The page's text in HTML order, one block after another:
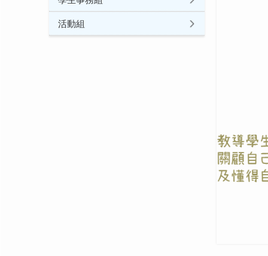
活動組